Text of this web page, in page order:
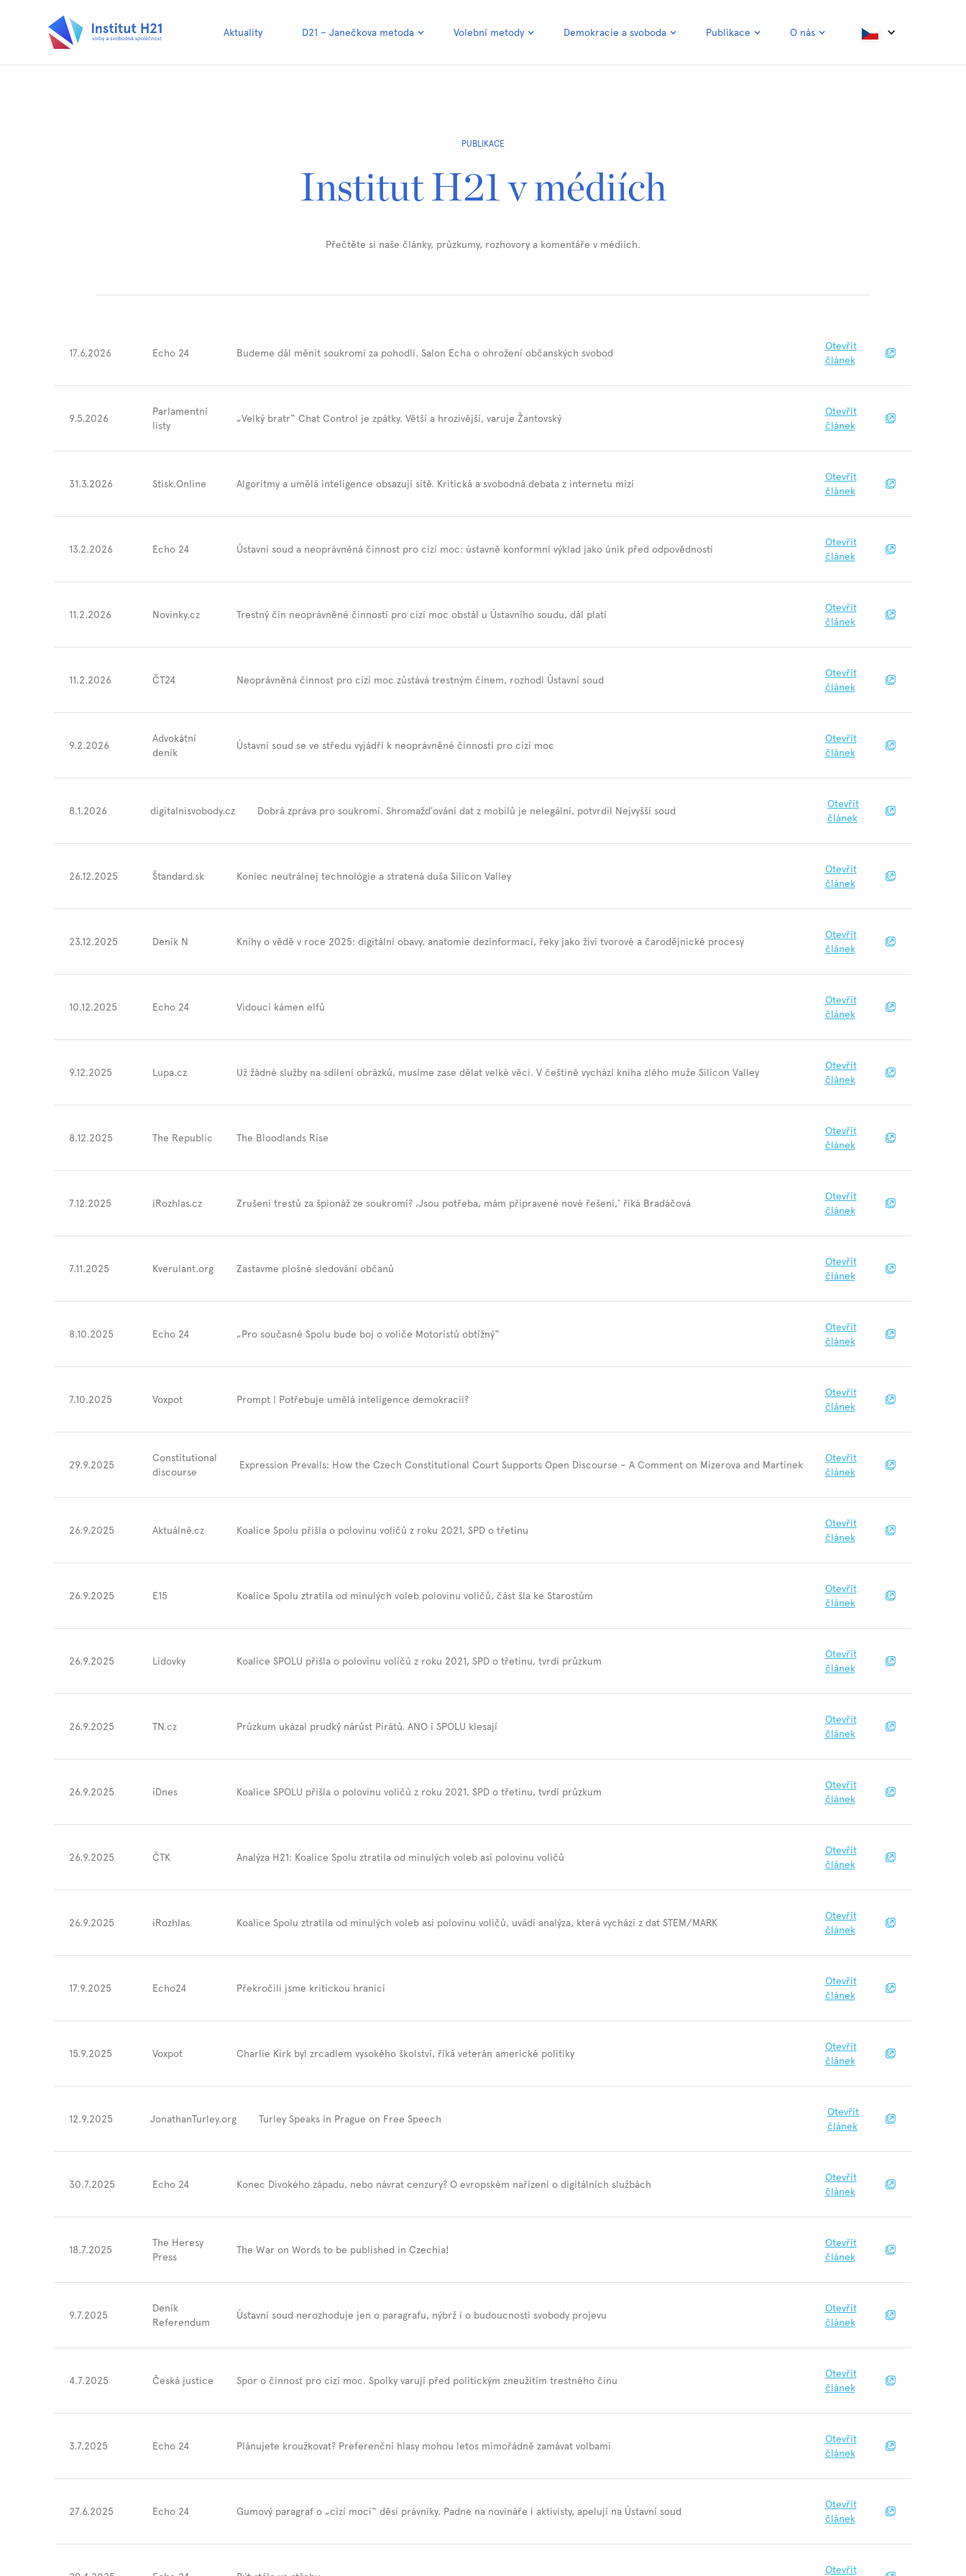
Aktuality D21 – Janečkova metoda Volební metody Demokracie a svoboda Publikace O nás
PUBLIKACE
Institut H21 v médiích
Přečtěte si naše články, průzkumy, rozhovory a komentáře v médiích.
17.6.2026 Echo 24 Budeme dál měnit soukromí za pohodlí. Salon Echa o ohrožení občanských svobod
Otevřít
článek
9.5.2026
Parlamentní
listy
„Velký bratr“ Chat Control je zpátky. Větší a hrozivější, varuje Žantovský
Otevřít
článek
31.3.2026 Stisk.Online Algoritmy a umělá inteligence obsazují sítě. Kritická a svobodná debata z internetu mizí
Otevřít
článek
13.2.2026 Echo 24 Ústavní soud a neoprávněná činnost pro cizí moc: ústavně konformní výklad jako únik před odpovědností
Otevřít
článek
11.2.2026 Novinky.cz Trestný čin neoprávněné činnosti pro cizí moc obstál u Ústavního soudu, dál platí
Otevřít
článek
11.2.2026 ČT24 Neoprávněná činnost pro cizí moc zůstává trestným činem, rozhodl Ústavní soud
Otevřít
článek
9.2.2026
Advokátní
deník
Ústavní soud se ve středu vyjádří k neoprávněné činnosti pro cizí moc
Otevřít
článek
8.1.2026 digitalnisvobody.cz Dobrá zpráva pro soukromí. Shromažďování dat z mobilů je nelegální, potvrdil Nejvyšší soud
Otevřít
článek
26.12.2025 Štandard.sk Koniec neutrálnej technológie a stratená duša Silicon Valley
Otevřít
článek
23.12.2025 Deník N Knihy o vědě v roce 2025: digitální obavy, anatomie dezinformací, řeky jako živí tvorové a čarodějnické procesy
Otevřít
článek
10.12.2025 Echo 24 Vidoucí kámen elfů
Otevřít
článek
9.12.2025 Lupa.cz Už žádné služby na sdílení obrázků, musíme zase dělat velké věci. V češtině vychází kniha zlého muže Silicon Valley
Otevřít
článek
8.12.2025 The Republic The Bloodlands Rise
Otevřít
článek
7.12.2025 iRozhlas.cz Zrušení trestů za špionáž ze soukromí? ‚Jsou potřeba, mám připravené nové řešení,‘ říká Bradáčová
Otevřít
článek
7.11.2025 Kverulant.org Zastavme plošné sledování občanů
Otevřít
článek
8.10.2025 Echo 24 „Pro současné Spolu bude boj o voliče Motoristů obtížný“
Otevřít
článek
7.10.2025 Voxpot Prompt | Potřebuje umělá inteligence demokracii?
Otevřít
článek
29.9.2025
Constitutional
discourse
Expression Prevails: How the Czech Constitutional Court Supports Open Discourse – A Comment on Mizerova and Martinek
Otevřít
článek
26.9.2025 Aktuálně.cz Koalice Spolu přišla o polovinu voličů z roku 2021, SPD o třetinu
Otevřít
článek
26.9.2025 E15 Koalice Spolu ztratila od minulých voleb polovinu voličů, část šla ke Starostům
Otevřít
článek
26.9.2025 Lidovky Koalice SPOLU přišla o polovinu voličů z roku 2021, SPD o třetinu, tvrdí průzkum
Otevřít
článek
26.9.2025 TN.cz Průzkum ukázal prudký nárůst Pirátů. ANO i SPOLU klesají
Otevřít
článek
26.9.2025 iDnes Koalice SPOLU přišla o polovinu voličů z roku 2021, SPD o třetinu, tvrdí průzkum
Otevřít
článek
26.9.2025 ČTK Analýza H21: Koalice Spolu ztratila od minulých voleb asi polovinu voličů
Otevřít
článek
26.9.2025 iRozhlas Koalice Spolu ztratila od minulých voleb asi polovinu voličů, uvádí analýza, která vychází z dat STEM/MARK
Otevřít
článek
17.9.2025 Echo24 Překročili jsme kritickou hranici
Otevřít
článek
15.9.2025 Voxpot Charlie Kirk byl zrcadlem vysokého školství, říká veterán americké politiky
Otevřít
článek
12.9.2025 JonathanTurley.org Turley Speaks in Prague on Free Speech
Otevřít
článek
30.7.2025 Echo 24 Konec Divokého západu, nebo návrat cenzury? O evropském nařízení o digitálních službách
Otevřít
článek
18.7.2025
The Heresy
Press
The War on Words to be published in Czechia!
Otevřít
článek
9.7.2025
Deník
Referendum
Ústavní soud nerozhoduje jen o paragrafu, nýbrž i o budoucnosti svobody projevu
Otevřít
článek
4.7.2025 Česká justice Spor o činnost pro cizí moc. Spolky varují před politickým zneužitím trestného činu
Otevřít
článek
3.7.2025 Echo 24 Plánujete kroužkovat? Preferenční hlasy mohou letos mimořádně zamávat volbami
Otevřít
článek
27.6.2025 Echo 24 Gumový paragraf o „cizí moci“ děsí právníky. Padne na novináře i aktivisty, apelují na Ústavní soud
Otevřít
článek
Otevřít